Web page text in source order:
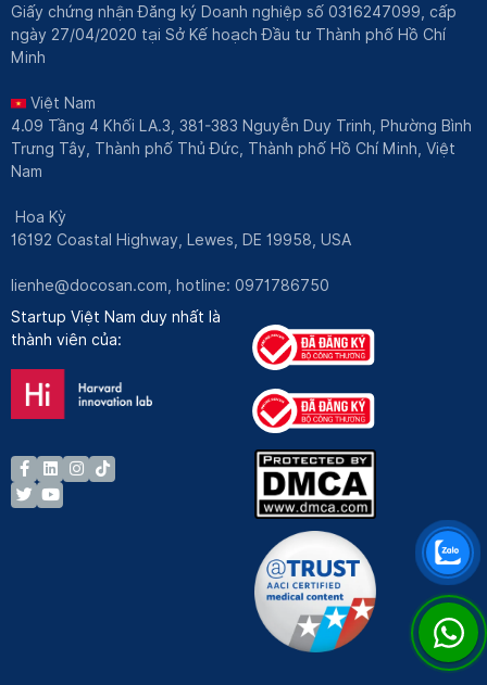
Giấy chứng nhận Đăng ký Doanh nghiệp số 0316247099, cấp
ngày 27/04/2020 tại Sở Kế hoạch Đầu tư Thành phố Hồ Chí
Minh
Việt Nam
4.09 Tầng 4 Khối LA.3, 381-383 Nguyễn Duy Trinh, Phường Bình
Trưng Tây, Thành phố Thủ Đức, Thành phố Hồ Chí Minh, Việt
Nam
Hoa Kỳ
16192 Coastal Highway, Lewes, DE 19958, USA
lienhe@docosan.com, hotline: 0971786750
Startup Việt Nam duy nhất là
thành viên của: